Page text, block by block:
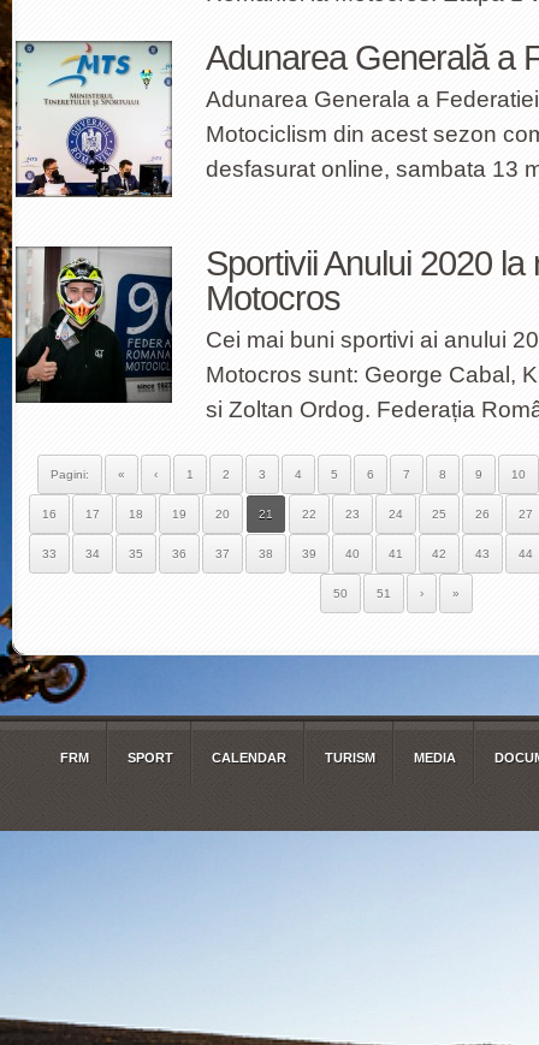
Adunarea Generală a
Adunarea Generala a
Motociclism din acest sezon
desfasurat online, sambata 13
Sportivii Anului 2020 la
Motocros
Cei mai buni sportivi ai anului
Motocros sunt: George Cabal,
si Zoltan Ordog. Federația
Pagini: « ‹ 1 2 3 4 5 6 7 8 9 10
16 17 18 19 20 21 22 23 24 25 26 27
33 34 35 36 37 38 39 40 41 42 43 44
50 51 › »
FRM SPORT CALENDAR TURISM MEDIA